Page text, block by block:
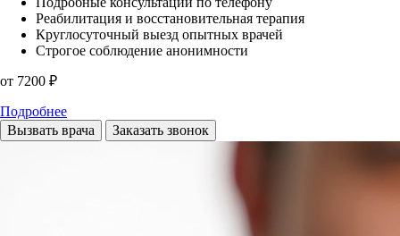
Реабилитация и восстановительная терапия
Круглосуточный выезд опытных врачей
Строгое соблюдение анонимности
от 7200 ₽
Подробнее
Вызвать врача
Заказать звонок